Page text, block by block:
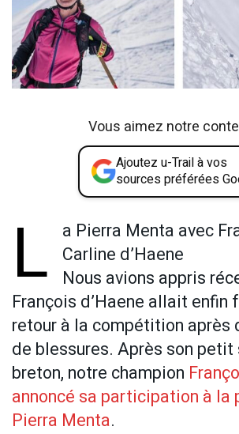
Vous aimez notre
Ajoutez u-Trail à vos
sources préférées
L
a Pierra Menta avec
Carline d’Haene
Nous avions appris
François d’Haene allait enfin
retour à la compétition après
de blessures. Après son petit
breton, notre champion
annoncé sa participation à la
Pierra Menta.